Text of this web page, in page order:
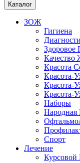
Каталог
ЗОЖ
Гигиена
Здоровое
Качество
Красота
Красота-
Красота-
Красота-
Наборы
Спорт
Лечение
Курсовой